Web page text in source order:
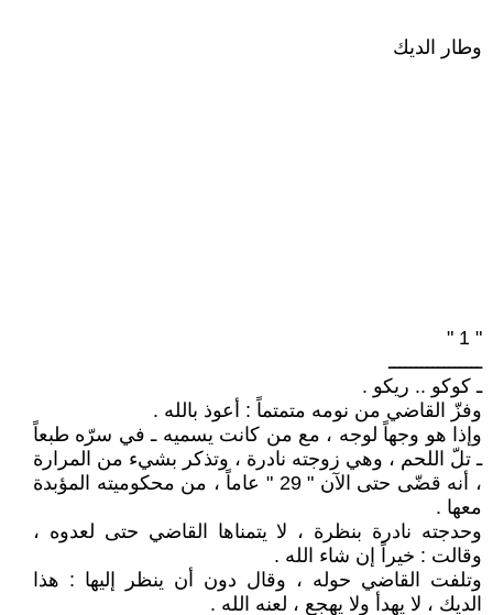
وطار الديك
" 1 "
ـــــــــــــــــ
ـ كوكو .. ريكو .
وفزّ القاضي من نومه متمتماً : أعوذ بالله .
وإذا هو وجهاً لوجه ، مع من كانت يسميه ـ في سرّه طبعاً
ـ تلّ اللحم ، وهي زوجته نادرة ، وتذكر بشيء من المرارة
، أنه قضّى حتى الآن " 29 " عاماً ، من محكوميته المؤبدة
معها .
وحدجته نادرة بنظرة ، لا يتمناها القاضي حتى لعدوه ،
وقالت : خيراً إن شاء الله .
وتلفت القاضي حوله ، وقال دون أن ينظر إليها : هذا
الديك ، لا يهدأ ولا يهجع ، لعنه الله .